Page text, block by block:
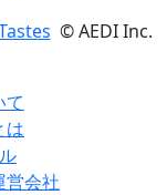
©AEDI Inc.
て
は
営会社